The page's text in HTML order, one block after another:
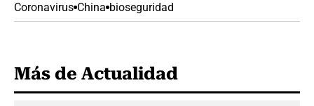
Coronavirus China bioseguridad
Más de Actualidad